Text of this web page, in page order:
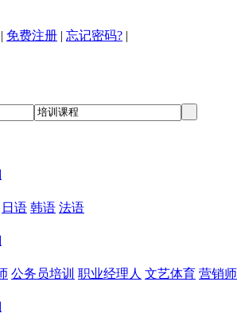
| 免费注册 | 忘记密码? |
日语 韩语 法语
公务员培训 职业经理人 文艺体育 营销